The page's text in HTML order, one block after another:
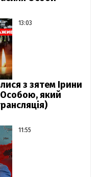
13:03
з зятем Ірини
який
11:55